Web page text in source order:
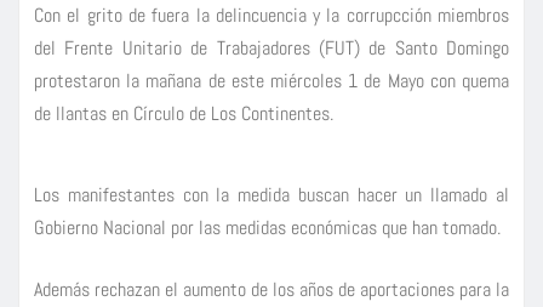
Con el grito de fuera la delincuencia y la corrupcción miembros
del Frente Unitario de Trabajadores (FUT) de Santo Domingo
protestaron la mañana de este miércoles 1 de Mayo con quema
de llantas en Círculo de Los Continentes.
Los manifestantes con la medida buscan hacer un llamado al
Gobierno Nacional por las medidas económicas que han tomado.
Además rechazan el aumento de los años de aportaciones para la